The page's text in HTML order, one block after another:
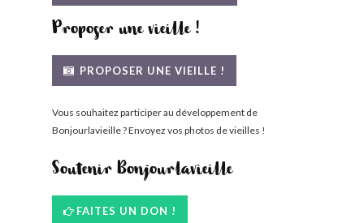
Proposer une vieille !
PROPOSER UNE VIEILLE !
Vous souhaitez participer au développement de
Bonjourlavieille ? Envoyez vos photos de vieilles !
Soutenir Bonjourlavieille
FAITES UN DON !